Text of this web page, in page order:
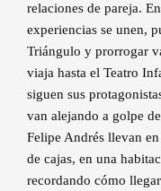
relaciones de pareja.
experiencias se unen,
Triángulo y prorrogar
viaja hasta el Teatro
siguen sus
van alejando a golpe
Felipe Andrés llevan
de cajas, en una
recordando cómo